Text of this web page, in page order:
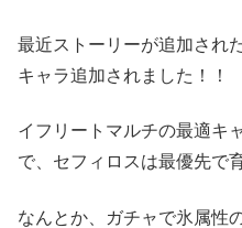
最近ストーリーが追加され
キャラ追加されました！！
イフリートマルチの最適キ
で、セフィロスは最優先で
なんとか、ガチャで氷属性